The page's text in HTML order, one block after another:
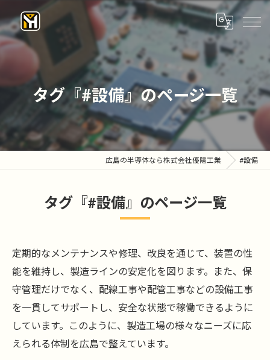
タグ『#設備』のページ一覧
広島の半導体なら株式会社優陽工業 #設備
タグ『#設備』のページ一覧
定期的なメンテナンスや修理、改良を通じて、装置の性
能を維持し、製造ラインの安定化を図ります。また、保
守管理だけでなく、配線工事や配管工事などの設備工事
を一貫してサポートし、安全な状態で稼働できるように
しています。このように、製造工場の様々なニーズに応
えられる体制を広島で整えています。